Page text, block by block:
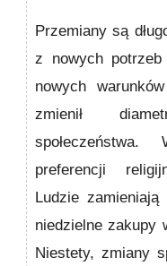
Przemiany są
z nowych
nowych
zmienił
preferencji
Ludzie
niedzielne zakupy
Niestety, zmiany